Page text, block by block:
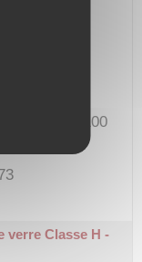
Sachet de 100
verreClasse H -